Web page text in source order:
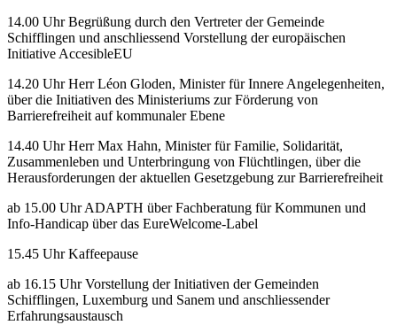
14.00 Uhr Begrüßung durch den Vertreter der Gemeinde
Schifflingen und anschliessend Vorstellung der europäischen
Initiative AccesibleEU
14.20 Uhr Herr Léon Gloden, Minister für Innere Angelegenheiten,
über die Initiativen des Ministeriums zur Förderung von
Barrierefreiheit auf kommunaler Ebene
14.40 Uhr Herr Max Hahn, Minister für Familie, Solidarität,
Zusammenleben und Unterbringung von Flüchtlingen, über die
Herausforderungen der aktuellen Gesetzgebung zur Barrierefreiheit
ab 15.00 Uhr ADAPTH über Fachberatung für Kommunen und
Info-Handicap über das EureWelcome-Label
15.45 Uhr Kaffeepause
ab 16.15 Uhr Vorstellung der Initiativen der Gemeinden
Schifflingen, Luxemburg und Sanem und anschliessender
Erfahrungsaustausch